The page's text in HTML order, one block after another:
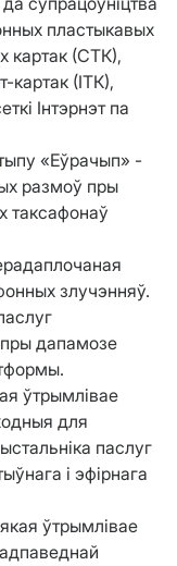
пластыкавых
картак (СТК),
картак (ІТК),
Інтэрнэт па
«Еўрачып» -
размоў пры
таксафонаў
злучэнняў.
пры дапамозе
ўтрымлівае
для
паслуг
і эфірнага
ўтрымлівае